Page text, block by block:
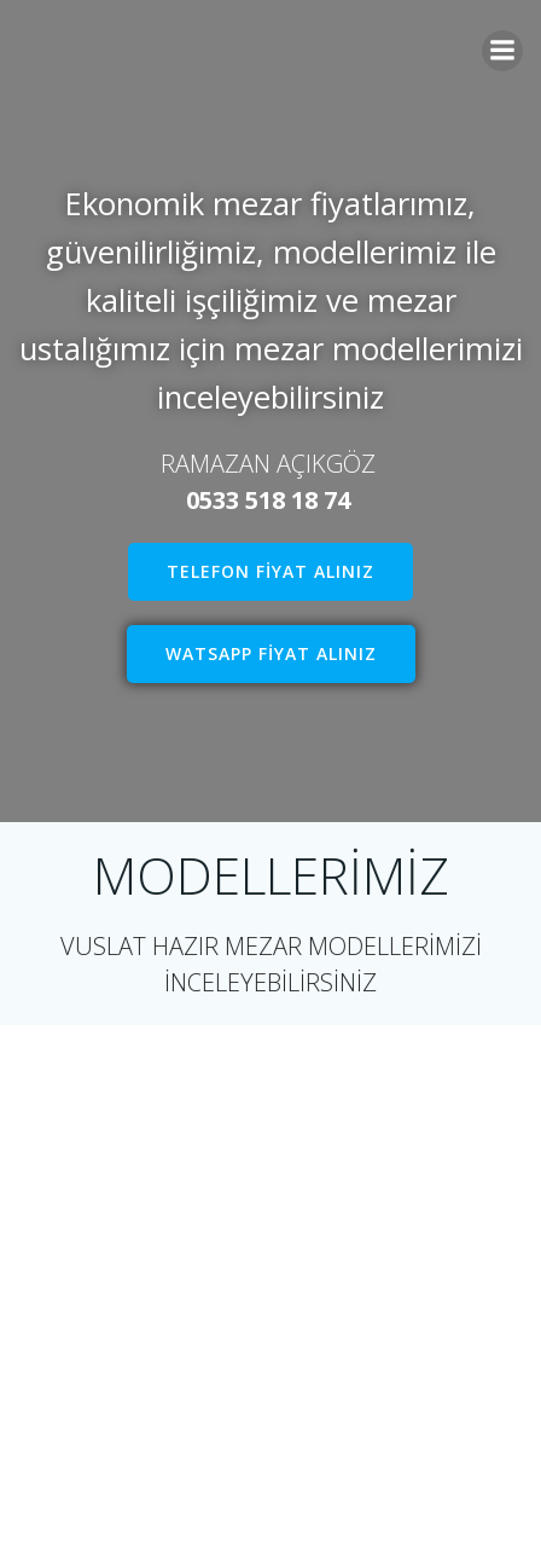
Ekonomik mezar fiyatlarımız,
güvenilirliğimiz, modellerimiz ile
kaliteli işçiliğimiz ve mezar
ustalığımız için mezar modellerimizi
inceleyebilirsiniz
RAMAZAN AÇIKGÖZ
0533 518 18 74
TELEFON FİYAT ALINIZ
WATSAPP FİYAT ALINIZ
MODELLERİMİZ
VUSLAT HAZIR MEZAR MODELLERİMİZİ
İNCELEYEBİLİRSİNİZ